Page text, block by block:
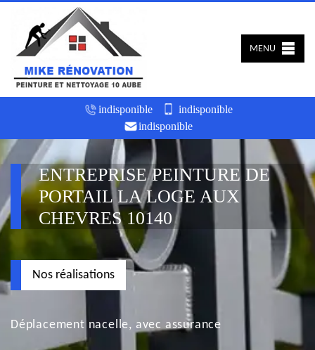
indisponible
indisponible
indisponible
MENU
ENTREPRISE PEINTURE DE
PORTAIL LA LOGE AUX
CHEVRES 10140
Nos réalisations
Déplacement nacelle, avec assurance